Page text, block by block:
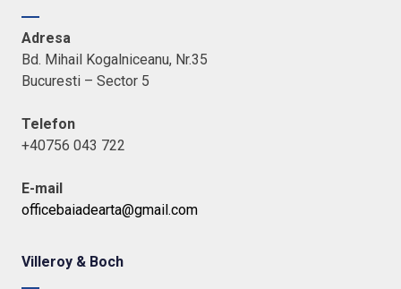
Adresa
Bd. Mihail Kogalniceanu, Nr.35
Bucuresti – Sector 5
Telefon
+40756 043 722
E-mail
officebaiadearta@gmail.com
Villeroy & Boch